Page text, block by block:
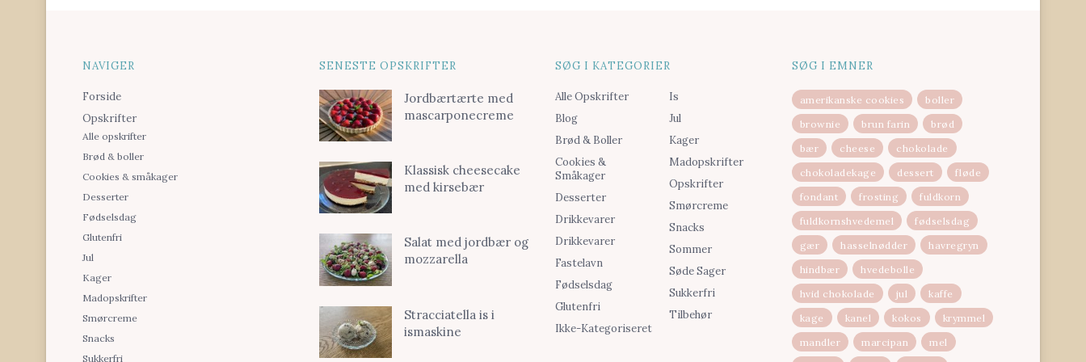
NAVIGER
Forside
Opskrifter
Alle opskrifter
Brød & boller
Cookies & småkager
Desserter
Fødselsdag
Glutenfri
Jul
Kager
Madopskrifter
Smørcreme
Snacks
Sukkerfri
SENESTE OPSKRIFTER
Jordbærtærte med
mascarponecreme
Klassisk cheesecake
med kirsebær
Salat med jordbær og
mozzarella
Stracciatella is i
ismaskine
SØG I KATEGORIER
Alle Opskrifter
Blog
Brød & Boller
Cookies &
Småkager
Desserter
Drikkevarer
Drikkevarer
Fastelavn
Fødselsdag
Glutenfri
Ikke-Kategoriseret
Is
Jul
Kager
Madopskrifter
Opskrifter
Smørcreme
Snacks
Sommer
Søde Sager
Sukkerfri
Tilbehør
SØG I EMNER
amerikanske cookies
boller
brownie
brun farin
brød
bær
cheese
chokolade
chokoladekage
dessert
fløde
fondant
frosting
fuldkorn
fuldkornshvedemel
fødselsdag
gær
hasselnødder
havregryn
hindbær
hvedebolle
hvid chokolade
jul
kaffe
kage
kanel kokos
krymmel
mandler
marcipan
mel